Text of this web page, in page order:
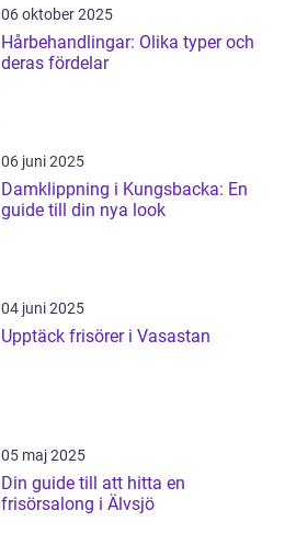
06 oktober 2025
Hårbehandlingar: Olika typer och
deras fördelar
06 juni 2025
Damklippning i Kungsbacka: En
guide till din nya look
04 juni 2025
Upptäck frisörer i Vasastan
05 maj 2025
Din guide till att hitta en
frisörsalong i Älvsjö